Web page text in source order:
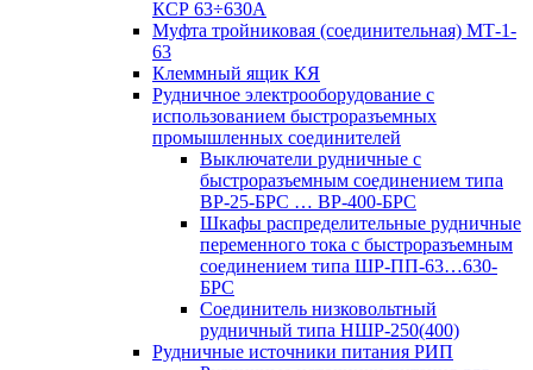
КСР 63÷630А
Муфта тройниковая (соединительная) МТ-1-
63
Клеммный ящик КЯ
Рудничное электрооборудование с
использованием быстроразъемных
промышленных соединителей
Выключатели рудничные с
быстроразъемным соединением типа
ВР-25-БРС … ВР-400-БРС
Шкафы распределительные рудничные
переменного тока с быстроразъемным
соединением типа ШР-ПП-63…630-
БРС
Соединитель низковольтный
рудничный типа НШР-250(400)
Рудничные источники питания РИП